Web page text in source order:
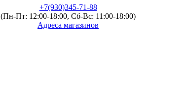
+7(930)345-71-88
(Пн-Пт: 12:00-18:00, Сб-Вс: 11:00-18:00)
Адреса магазинов